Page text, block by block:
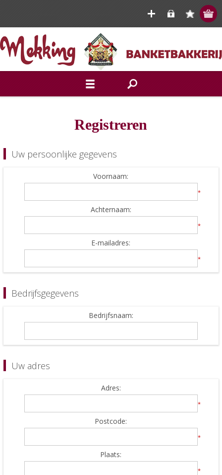
Registreren
Uw persoonlijke gegevens
Voornaam:
*
Achternaam:
*
E-mailadres:
*
Bedrijfsgegevens
Bedrijfsnaam:
Uw adres
Adres:
*
Postcode:
*
Plaats:
*